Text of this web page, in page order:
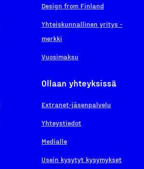
Design from Finland
Yhteiskunnallinen yritys -
merkki
Vuosimaksu
Ollaan yhteyksissä
Extranet-jäsenpalvelu
Yhteystiedot
Medialle
Usein kysytyt kysymykset